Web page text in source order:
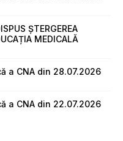
ȘTERGEREA
MEDICALĂ
a CNA din 28.07.2026
a CNA din 22.07.2026